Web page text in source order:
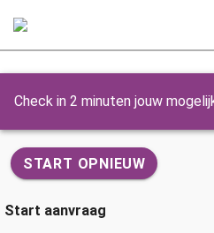
Check in 2 minuten jouw
START OPNIEUW
Start aanvraag